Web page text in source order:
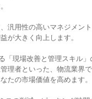
汎用性の高いマネジメン
が大きく向上します。
「現場改善と管理スキル」
理者といった、物流業界
たの市場価値を高めます。